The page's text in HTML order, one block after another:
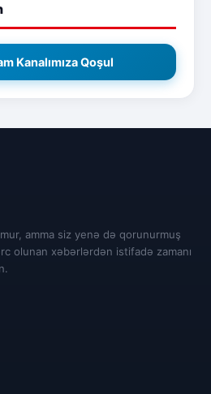
Kanalımıza Qoşul
amma siz yenə də qorunurmuş
olunan xəbərlərdən istifadə zamanı